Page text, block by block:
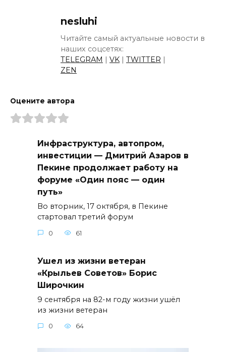
nesluhi
Читайте самый актуальные новости в
наших соцсетях:
TELEGRAM | VK | TWITTER |
ZEN
Оцените автора
Инфраструктура, автопром,
инвестиции — Дмитрий Азаров в
Пекине продолжает работу на
форуме «Один пояс — один
путь»
Во вторник, 17 октября, в Пекине
стартовал третий форум
0 61
Ушел из жизни ветеран
«Крыльев Советов» Борис
Широчкин
9 сентября на 82-м году жизни ушёл
из жизни ветеран
0 64